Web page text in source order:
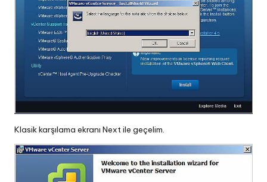
Klasik karşılama ekranı Next ile geçelim.